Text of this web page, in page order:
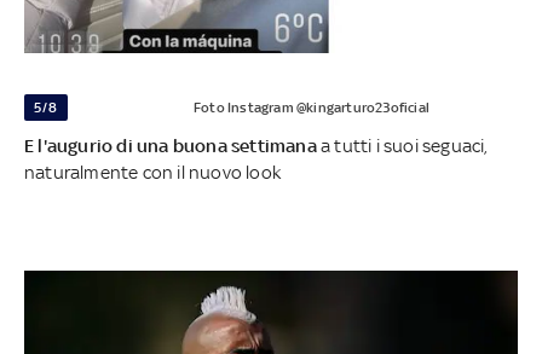
5/8 Foto Instagram @kingarturo23oficial
E l'augurio di una buona settimanaa tutti i suoi seguaci,
naturalmente con il nuovo look